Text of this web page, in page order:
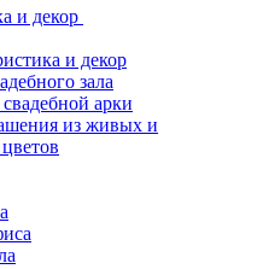
и декор
и декор
зала
арки
из живых и